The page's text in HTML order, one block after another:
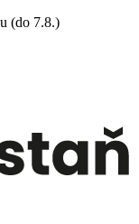
(do 7.8.)